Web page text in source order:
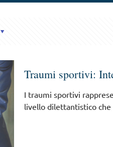
Traumi sportivi:
I traumi sportivi
livello dilettantistico che